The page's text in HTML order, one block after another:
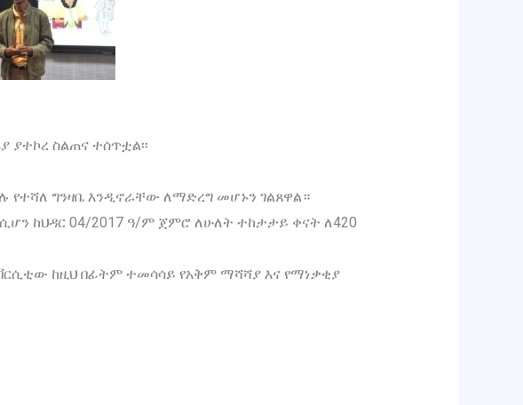
ስልጠና ተሰጥቷል፡፡
የተሻለ ግንዛቤ እንዲኖራቸው ለማድረግ መሆኑን ገልጸዋል።
ከህዳር 04/2017 ዓ/ም ጀምሮ ለሁለት ተከታታይ ቀናት ለ420
ከዚህ በፊትም ተመሳሳይ የአቅም ማሻሻያ እና የማነቃቂያ